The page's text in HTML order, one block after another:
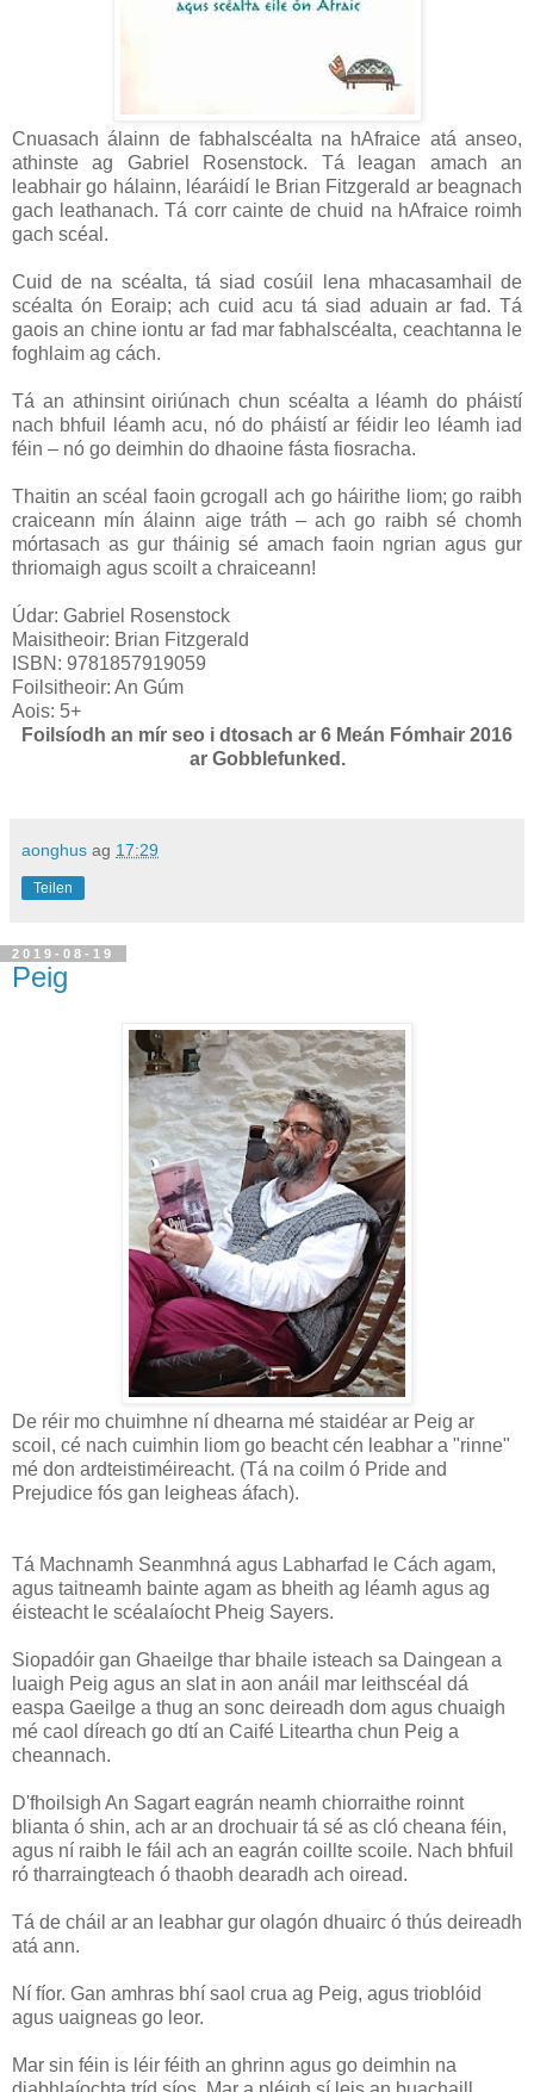
Cnuasach álainn de fabhalscéalta na hAfraice atá anseo,
athinste ag Gabriel Rosenstock. Tá leagan amach an
leabhair go hálainn, léaráidí le Brian Fitzgerald ar beagnach
gach leathanach. Tá corr cainte de chuid na hAfraice roimh
gach scéal.
Cuid de na scéalta, tá siad cosúil lena mhacasamhail de
scéalta ón Eoraip; ach cuid acu tá siad aduain ar fad. Tá
gaois an chine iontu ar fad mar fabhalscéalta, ceachtanna le
foghlaim ag cách.
Tá an athinsint oiriúnach chun scéalta a léamh do pháistí
nach bhfuil léamh acu, nó do pháistí ar féidir leo léamh iad
féin – nó go deimhin do dhaoine fásta fiosracha.
Thaitin an scéal faoin gcrogall ach go háirithe liom; go raibh
craiceann mín álainn aige tráth – ach go raibh sé chomh
mórtasach as gur tháinig sé amach faoin ngrian agus gur
thriomaigh agus scoilt a chraiceann!
Údar: Gabriel Rosenstock
Maisitheoir: Brian Fitzgerald
ISBN: 9781857919059
Foilsitheoir: An Gúm
Aois: 5+
Foilsíodh an mír seo i dtosach ar 6 Meán Fómhair 2016
ar Gobblefunked.
aonghus ag 17:29
Teilen
2019-08-19
Peig
De réir mo chuimhne ní dhearna mé staidéar ar Peig ar
scoil, cé nach cuimhin liom go beacht cén leabhar a "rinne"
mé don ardteistiméireacht. (Tá na coilm ó Pride and
Prejudice fós gan leigheas áfach).
Tá Machnamh Seanmhná agus Labharfad le Cách agam,
agus taitneamh bainte agam as bheith ag léamh agus ag
éisteacht le scéalaíocht Pheig Sayers.
Siopadóir gan Ghaeilge thar bhaile isteach sa Daingean a
luaigh Peig agus an slat in aon anáil mar leithscéal dá
easpa Gaeilge a thug an sonc deireadh dom agus chuaigh
mé caol díreach go dtí an Caifé Liteartha chun Peig a
cheannach.
D'fhoilsigh An Sagart eagrán neamh chiorraithe roinnt
blianta ó shin, ach ar an drochuair tá sé as cló cheana féin,
agus ní raibh le fáil ach an eagrán coillte scoile. Nach bhfuil
ró tharraingteach ó thaobh dearadh ach oiread.
Tá de cháil ar an leabhar gur olagón dhuairc ó thús deireadh
atá ann.
Ní fíor. Gan amhras bhí saol crua ag Peig, agus trioblóid
agus uaigneas go leor.
Mar sin féin is léir féith an ghrinn agus go deimhin na